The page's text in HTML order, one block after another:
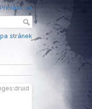
Přihlásit se
stránek